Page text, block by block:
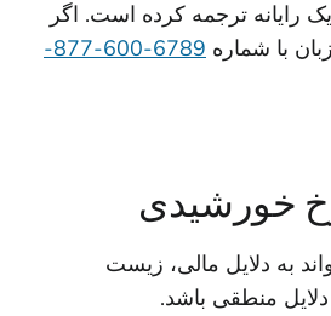
رایانه ترجمه کرده است. اگر
با شماره
6789-600-877-
خورشیدی
به دلایل مالی، زیست
منطقی باشد.